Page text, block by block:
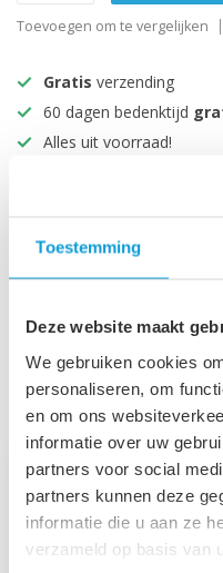
Toestemming
Deze website maakt
We gebruiken cookies
personaliseren, om
en om ons
informatie over uw
partners voor social
partners kunnen deze
informatie die u aan ze
verzameld op basis van
Toevoegen om te vergelijken
Gratis verzending
60 dagen bedenktijd
Alles uit voorraad!
Productomschrijving
Recent bekeken
-43%